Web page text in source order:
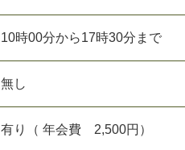
10時00分から17時30分まで
無し
有り（ 年会費 2,500円）